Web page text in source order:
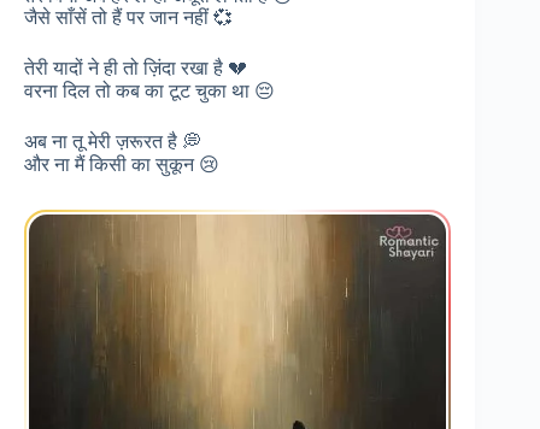
जैसे साँसें तो हैं पर जान नहीं 💞
तेरी यादों ने ही तो ज़िंदा रखा है 💔
वरना दिल तो कब का टूट चुका था 😔
अब ना तू मेरी ज़रूरत है 💭
और ना मैं किसी का सुकून 😢